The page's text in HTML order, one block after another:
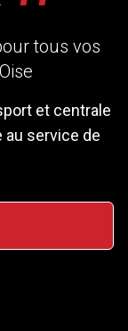
tous vos
et centrale
au service de